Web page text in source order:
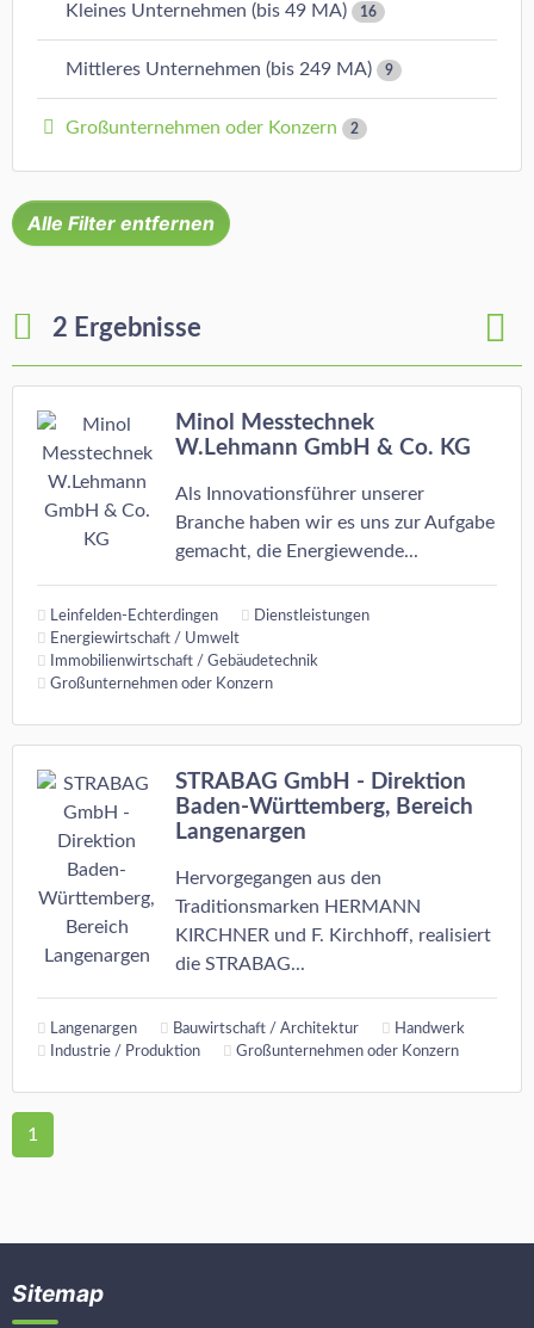
Kleines Unternehmen (bis 49 MA) 16
Mittleres Unternehmen (bis 249 MA) 9
Großunternehmen oder Konzern 2
Alle Filter entfernen
2 Ergebnisse
Minol Messtechnek
W.Lehmann GmbH & Co. KG
Als Innovationsführer unserer
Branche haben wir es uns zur Aufgabe
gemacht, die Energiewende...
Leinfelden-Echterdingen
Dienstleistungen
Energiewirtschaft / Umwelt
Immobilienwirtschaft / Gebäudetechnik
Großunternehmen oder Konzern
STRABAG GmbH - Direktion
Baden-Württemberg, Bereich
Langenargen
Hervorgegangen aus den
Traditionsmarken HERMANN
KIRCHNER und F. Kirchhoff, realisiert
die STRABAG...
Langenargen Bauwirtschaft / Architektur
Handwerk
Industrie / Produktion
Großunternehmen oder Konzern
1
Sitemap